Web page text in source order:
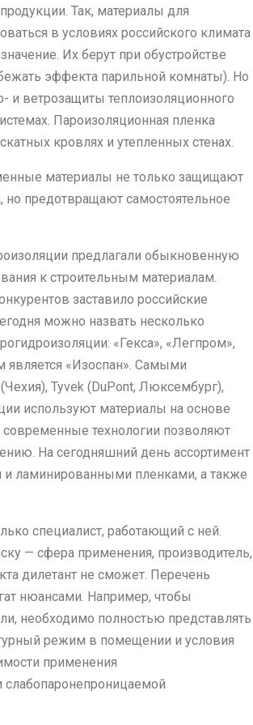
Так, материалы для
в условиях российского климата
Их берут при обустройстве
эффекта парильной комнаты). Но
и ветрозащиты теплоизоляционного
Пароизоляционная пленка
кровлях и утепленных стенах.
материалы не только защищают
предотвращают самостоятельное
предлагали обыкновенную
к строительным материалам.
заставило российские
можно назвать несколько
«Гекса», «Легпром»,
является «Изоспан». Самыми
Tyvek (DuPont, Люксембург),
используют материалы на основе
технологии позволяют
На сегодняшний день ассортимент
ламинированными пленками, а также
специалист, работающий с ней.
— сфера применения, производитель,
дилетант не сможет. Перечень
нюансами. Например, чтобы
необходимо полностью представлять
режим в помещении и условия
применения